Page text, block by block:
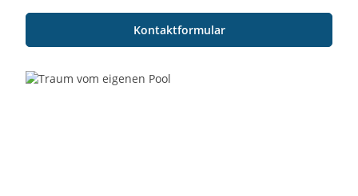
Kontaktformular